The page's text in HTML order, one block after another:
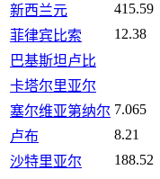
新西兰元
415.59
菲律宾比索
12.38
巴基斯坦卢比
卡塔尔里亚尔
塞尔维亚第纳尔 7.065
卢布
8.21
沙特里亚尔
188.52